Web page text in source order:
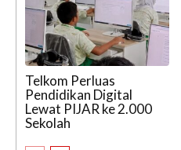
Telkom Perluas
Pendidikan Digital
Lewat PIJAR ke 2.000
Sekolah